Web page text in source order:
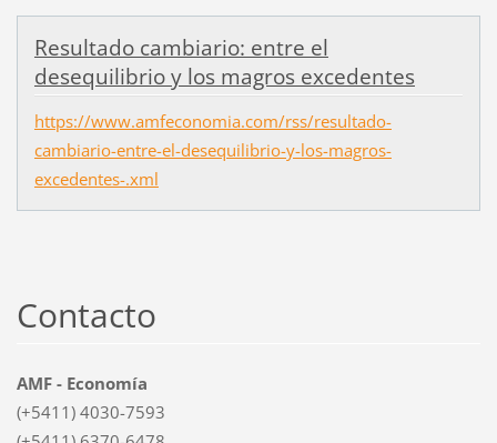
Resultado cambiario: entre el
desequilibrio y los magros excedentes
https://www.amfeconomia.com/rss/resultado-
cambiario-entre-el-desequilibrio-y-los-magros-
excedentes-.xml
Contacto
AMF - Economía
(+5411) 4030-7593